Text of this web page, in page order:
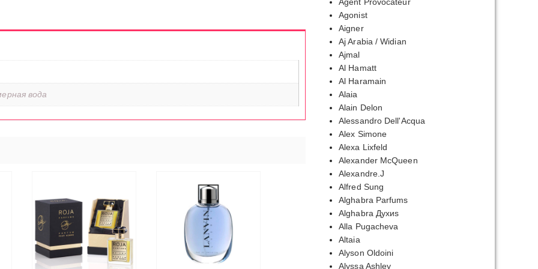
вода
ВЫБЕРИТЕ
ПАРАМЕТРЫ
ТОВАР
ИМЕЕТ
Agonist
Aigner
Aj Arabia / Widian
Ajmal
Al Hamatt
Al Haramain
Alaia
Alain Delon
Alessandro Dell'Acqua
Alex Simone
Alexa Lixfeld
Alexander McQueen
Alexandre.J
Alfred Sung
Alghabra Parfums
Alghabra Духиs
Alla Pugacheva
Altaia
Alyson Oldoini
Alyssa Ashley